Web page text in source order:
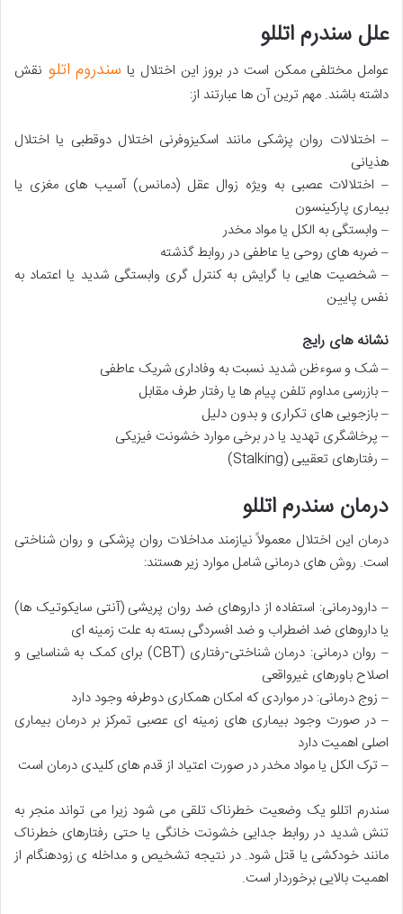
علل سندرم اتللو
عوامل مختلفی ممکن است در بروز این اختلال یا سندروم اتلو نقش
داشته باشند. مهم ترین آن ها عبارتند از:
– اختلالات روان پزشکی مانند اسکیزوفرنی اختلال دوقطبی یا اختلال
هذیانی
– اختلالات عصبی به ویژه زوال عقل (دمانس) آسیب های مغزی یا
بیماری پارکینسون
– وابستگی به الکل یا مواد مخدر
– ضربه های روحی یا عاطفی در روابط گذشته
– شخصیت هایی با گرایش به کنترل گری وابستگی شدید یا اعتماد به
نفس پایین
نشانه های رایج
– شک و سوءظن شدید نسبت به وفاداری شریک عاطفی
– بازرسی مداوم تلفن پیام ها یا رفتار طرف مقابل
– بازجویی های تکراری و بدون دلیل
– پرخاشگری تهدید یا در برخی موارد خشونت فیزیکی
– رفتارهای تعقیبی (Stalking)
درمان سندرم اتللو
درمان این اختلال معمولاً نیازمند مداخلات روان پزشکی و روان شناختی
است. روش های درمانی شامل موارد زیر هستند:
– دارودرمانی: استفاده از داروهای ضد روان پریشی (آنتی سایکوتیک ها)
یا داروهای ضد اضطراب و ضد افسردگی بسته به علت زمینه ای
– روان درمانی: درمان شناختی-رفتاری (CBT) برای کمک به شناسایی و
اصلاح باورهای غیرواقعی
– زوج درمانی: در مواردی که امکان همکاری دوطرفه وجود دارد
– در صورت وجود بیماری های زمینه ای عصبی تمرکز بر درمان بیماری
اصلی اهمیت دارد
– ترک الکل یا مواد مخدر در صورت اعتیاد از قدم های کلیدی درمان است
سندرم اتللو یک وضعیت خطرناک تلقی می شود زیرا می تواند منجر به
تنش شدید در روابط جدایی خشونت خانگی یا حتی رفتارهای خطرناک
مانند خودکشی یا قتل شود. در نتیجه تشخیص و مداخله ی زودهنگام از
اهمیت بالایی برخوردار است.